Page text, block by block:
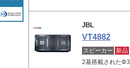
JBL
VT4882
スピーカー 新品
2基搭載された